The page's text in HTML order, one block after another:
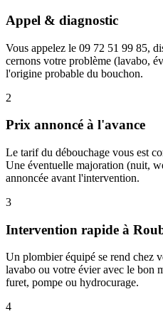
Appel & diagnostic
Vous appelez le 09 72 51 99 85,
cernons votre problème (lavabo,
l'origine probable du bouchon.
2
Prix annoncé à l'avance
Le tarif du débouchage vous est
Une éventuelle majoration (nuit,
annoncée avant l'intervention.
3
Intervention rapide à
Un plombier équipé se rend chez
lavabo ou votre évier avec le bon
furet, pompe ou hydrocurage.
4